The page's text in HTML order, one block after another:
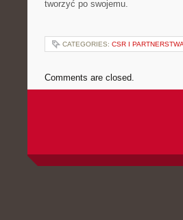
tworzyć po swojemu.
CATEGORIES: CSR I PARTNERSTWA
Comments are closed.